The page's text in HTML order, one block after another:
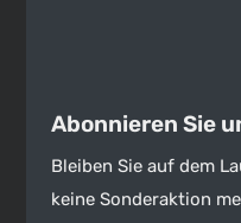
Abonnieren Sie
Bleiben Sie auf dem
keine Sonderaktion